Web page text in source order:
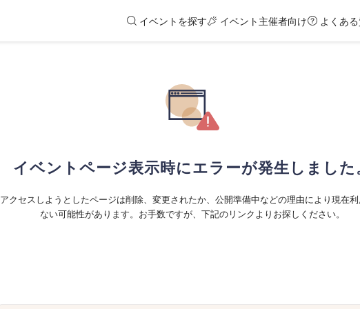
イベントを探す イベント主催者向け よくあ
イベントページ表示時にエラーが発生しました
アクセスしようとしたページは削除、変更されたか、公開準備中などの理由により現在利
ない可能性があります。お手数ですが、下記のリンクよりお探しください。